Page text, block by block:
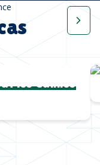
les Cannes